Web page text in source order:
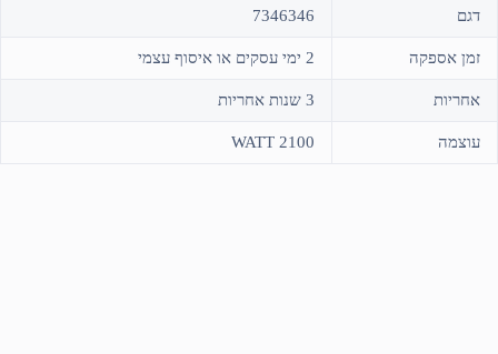
דגם 7346346
זמן אספקה 2 ימי עסקים או איסוף עצמי
אחריות 3 שנות אחריות
עוצמה 2100 WATT